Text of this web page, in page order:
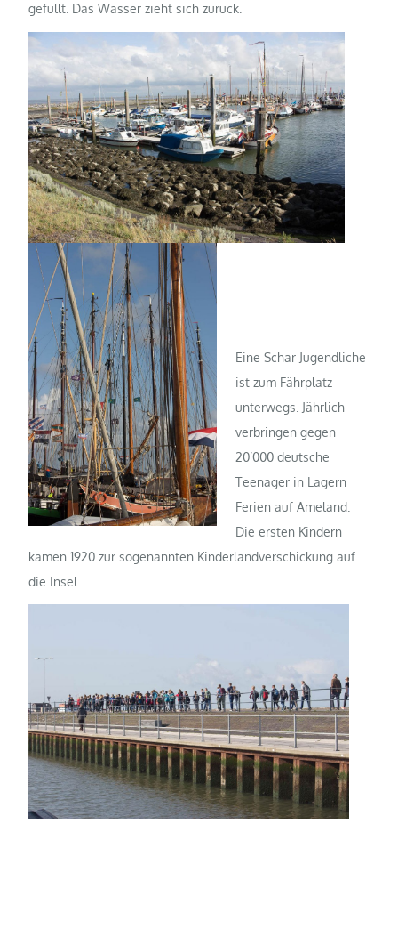
gefüllt. Das Wasser zieht sich zurück.
Eine Schar Jugendliche
ist zum Fährplatz
unterwegs. Jährlich
verbringen gegen
20’000 deutsche
Teenager in Lagern
Ferien auf Ameland.
Die ersten Kindern
kamen 1920 zur sogenannten Kinderlandverschickung auf
die Insel.